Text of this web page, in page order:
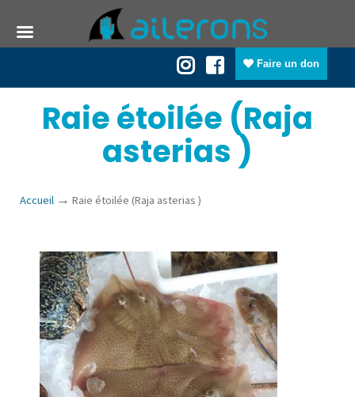
Faire un don
Raie étoilée (Raja
asterias )
Accueil → Raie étoilée (Raja asterias )